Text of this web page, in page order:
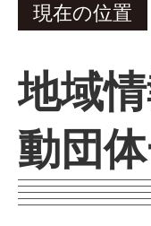
現在の位置
地域
動団体